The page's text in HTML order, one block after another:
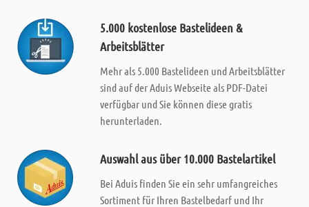
5.000 kostenlose Bastelideen &
Arbeitsblätter
Mehr als 5.000 Bastelideen und Arbeitsblätter
sind auf der Aduis Webseite als PDF-Datei
verfügbar und Sie können diese gratis
herunterladen.
Auswahl aus über 10.000 Bastelartikel
Bei Aduis finden Sie ein sehr umfangreiches
Sortiment für Ihren Bastelbedarf und Ihr